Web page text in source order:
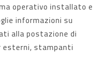
operativo installato e
informazioni su
alla postazione di
esterni, stampanti